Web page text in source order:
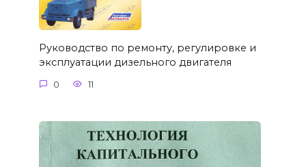
Руководство по ремонту, регулировке и
эксплуатации дизельного двигателя
0 11